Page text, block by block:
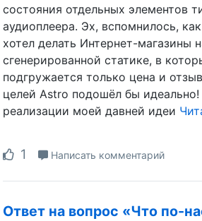
состояния отдельных элементов
аудиоплеера. Эх, вспомнилось,
хотел делать Интернет-магазины
сгенерированной статике, в
подгружается только цена и
целей Astro подошёл бы
реализации моей давней идеи
1 Написать комментарий
Ответ на вопрос «Что по-